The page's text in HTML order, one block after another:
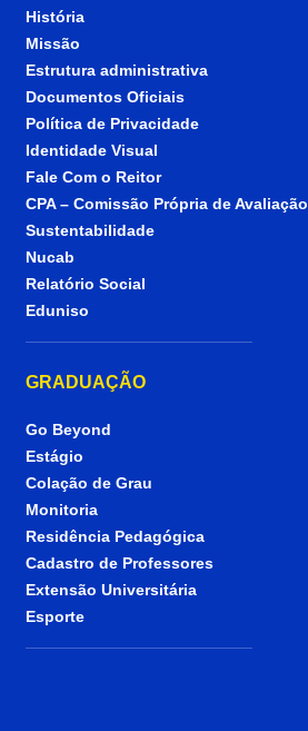
História
Missão
Estrutura administrativa
Documentos Oficiais
Política de Privacidade
Identidade Visual
Fale Com o Reitor
CPA – Comissão Própria de Avaliação
Sustentabilidade
Nucab
Relatório Social
Eduniso
GRADUAÇÃO
Go Beyond
Estágio
Colação de Grau
Monitoria
Residência Pedagógica
Cadastro de Professores
Extensão Universitária
Esporte